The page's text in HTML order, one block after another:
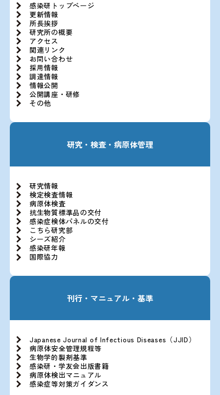
感染研トップページ
更新情報
所長挨拶
研究所の概要
アクセス
関連リンク
お問い合わせ
採用情報
調達情報
情報公開
公開講座・研修
その他
研究・検査・病原体管理
研究情報
検定検査情報
病原体検査
抗生物質標準品の交付
感染症検体パネルの交付
こちら研究部
シーズ紹介
感染研年報
国際協力
刊行・マニュアル・基準
Japanese Journal of Infectious Diseases（JJID）
病原体安全管理規程等
生物学的製剤基準
感染研・学友会出版書籍
病原体検出マニュアル
感染症等対策ガイダンス